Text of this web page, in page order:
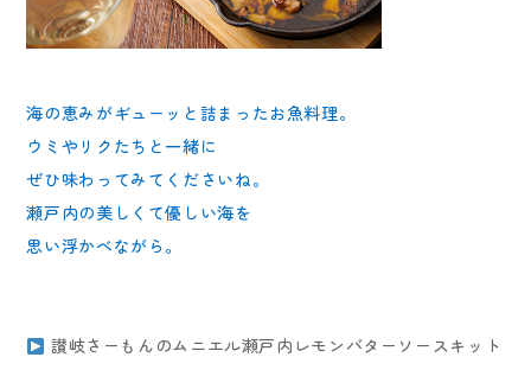
海の恵みがギューッと詰まったお魚料理。
ウミやリクたちと一緒に
ぜひ味わってみてくださいね。
瀬戸内の美しくて優しい海を
思い浮かべながら。
讃岐さーもんのムニエル瀬戸内レモンバターソースキット